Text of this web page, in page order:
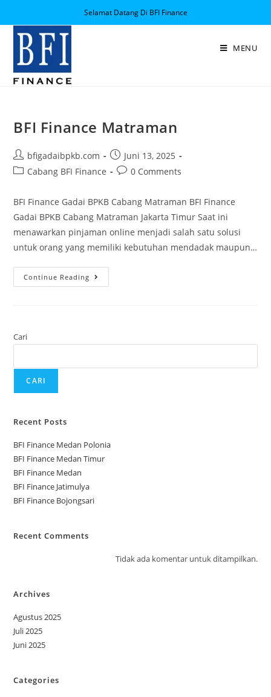
Selamat Datang Di BFI Finance
MENU
BFI Finance Matraman
bfigadaibpkb.com
Juni 13, 2025
Cabang BFI Finance
0 Comments
BFI Finance Gadai BPKB Cabang Matraman BFI Finance
Gadai BPKB Cabang Matraman Jakarta Timur Saat ini
menawarkan pinjaman online menjadi salah satu solusi
untuk orang yang memiliki kebutuhan mendadak maupun…
Continue Reading
Cari
CARI
Recent Posts
BFI Finance Medan Polonia
BFI Finance Medan Timur
BFI Finance Medan
BFI Finance Jatimulya
BFI Finance Bojongsari
Recent Comments
Tidak ada komentar untuk ditampilkan.
Archives
Agustus 2025
Juli 2025
Juni 2025
Categories